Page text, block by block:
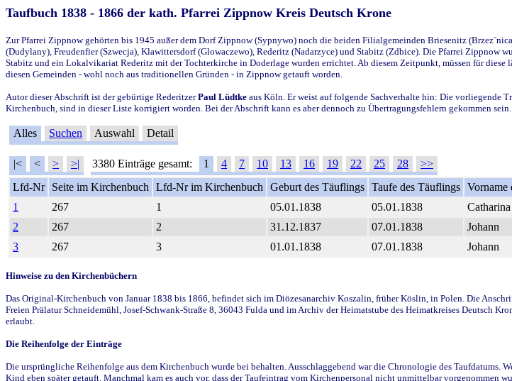
Taufbuch 1838 - 1866 der kath. Pfarrei Zippnow Kreis Deutsch Krone
Zur Pfarrei Zippnow gehörten bis 1945 außer dem Dorf Zippnow (Sypnywo) noch die beiden Filialgemeinden Briesenitz
(Dudylany), Freudenfier (Szwecja), Klawittersdorf (Glowaczewo), Rederitz (Nadarzyce) und Stabitz (Zdbice). Die Pfarrei
Stabitz und ein Lokalvikariat Rederitz mit der Tochterkirche in Doderlage wurden errichtet. Ab diesem Zeitpunkt, müssen für
diesen Gemeinden - wohl noch aus traditionellen Gründen - in Zippnow getauft worden.
Autor dieser Abschrift ist der gebürtige RederitzerPaul Lüdtke aus Köln. Er weist auf folgende Sachverhalte hin: Die vorliegende
Kirchenbuch, sind in dieser Liste korrigiert worden. Bei der Abschrift kann es aber dennoch zu Übertragungsfehlern gekommen
Alles Suchen Auswahl Detail
|< < > >| 3380 Einträge gesamt: 1 4 7 10 13 16 19 22 25 28
>>
Lfd-Nr
Seite im Kirchenbuch Lfd-Nr im Kirchenbuch Geburt des Täuflings Taufe des Täuflings Vorname
1
267 1 05.01.1838 05.01.1838 Catharina
2
267 2 31.12.1837 07.01.1838 Johann
3
267 3 01.01.1838 07.01.1838 Johann
Hinweise zu den Kirchenbüchern
Das Original-Kirchenbuch von Januar 1838 bis 1866, befindet sich im Diözesanarchiv Koszalin, früher Köslin, in Polen. Die
Freien Prälatur Schneidemühl, Josef-Schwank-Straße 8, 36043 Fulda und im Archiv der Heimatstube des Heimatkreises Deutsch
erlaubt.
Die Reihenfolge der Einträge
Die ursprüngliche Reihenfolge aus dem Kirchenbuch wurde bei behalten. Ausschlaggebend war die Chronologie des
Kind eben später getauft. Manchmal kam es auch vor, dass der Taufeintrag vom Kirchenpersonal nicht unmittelbar vorgenommen